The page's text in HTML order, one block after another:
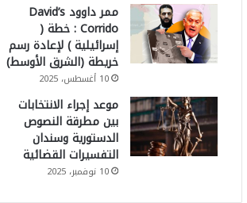
ممر داوود David’s
Corrido : خطة (
إسرائيلية ) لإعادة رسم
خريطة (الشرق الأوسط)
10 أغسطس، 2025
موعد إجراء الانتخابات
بين مطرقة النصوص
الدستورية وسندان
التفسيرات القضائية
10 نوفمبر، 2025